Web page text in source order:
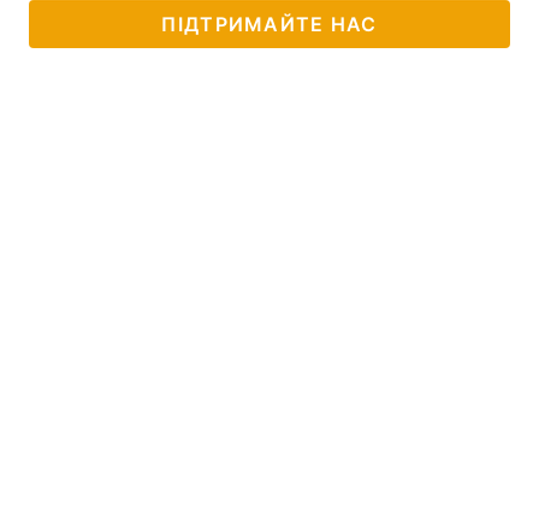
ПІДТРИМАЙТЕ НАС